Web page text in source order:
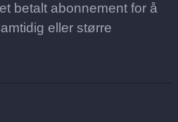
betalt abonnement for å
eller større